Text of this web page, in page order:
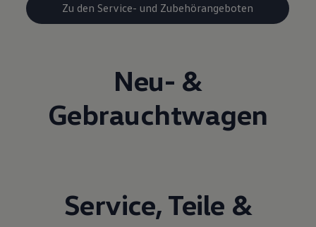
Zu den Service- und Zubehörangeboten
Neu- &
Gebrauchtwagen
Service, Teile &